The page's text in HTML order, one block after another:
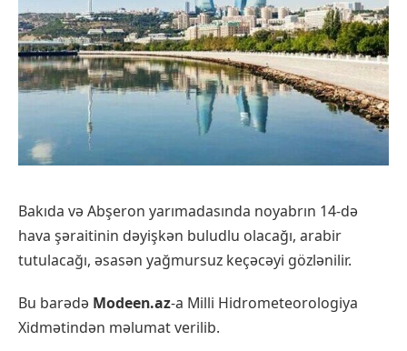
Bakıda və Abşeron yarımadasında noyabrın 14-də
hava şəraitinin dəyişkən buludlu olacağı, arabir
tutulacağı, əsasən yağmursuz keçəcəyi gözlənilir.
Bu barədə Modeen.az-a Milli Hidrometeorologiya
Xidmətindən məlumat verilib.